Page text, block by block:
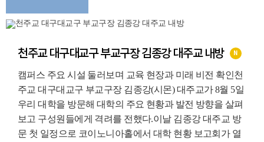
천주교 대구대교구 부교구장 김종강 대주교 내방 N
캠퍼스 주요 시설 둘러보며 교육 현장과 미래 비전 확인천
주교 대구대교구 부교구장 김종강(시몬) 대주교가 8월 5일
우리 대학을 방문해 대학의 주요 현황과 발전 방향을 살펴
보고 구성원들에게 격려를 전했다.이날 김종강 대주교 방
문 첫 일정으로 코이노니아홀에서 대학 현황 보고회가 열